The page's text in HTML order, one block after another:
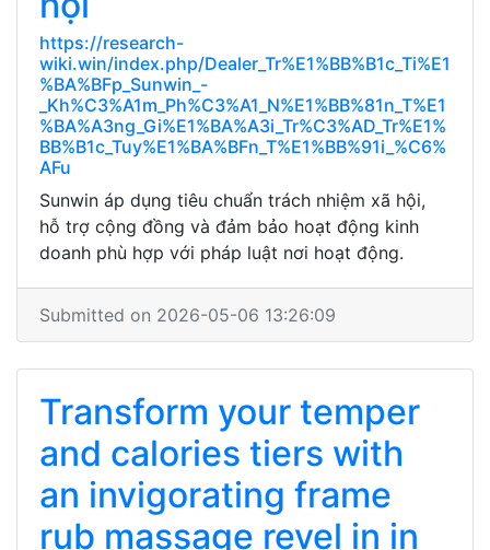
https://research-
wiki.win/index.php/Dealer_Tr%E1%BB%B1c_Ti%E1
%BA%BFp_Sunwin_-
_Kh%C3%A1m_Ph%C3%A1_N%E1%BB%81n_T%E1
%BA%A3ng_Gi%E1%BA%A3i_Tr%C3%AD_Tr%E1%
BB%B1c_Tuy%E1%BA%BFn_T%E1%BB%91i_%C6%
AFu
Sunwin áp dụng tiêu chuẩn trách nhiệm xã hội,
hỗ trợ cộng đồng và đảm bảo hoạt động kinh
doanh phù hợp với pháp luật nơi hoạt động.
Submitted on 2026-05-06 13:26:09
Transform your temper
and calories tiers with
an invigorating frame
rub massage revel in in